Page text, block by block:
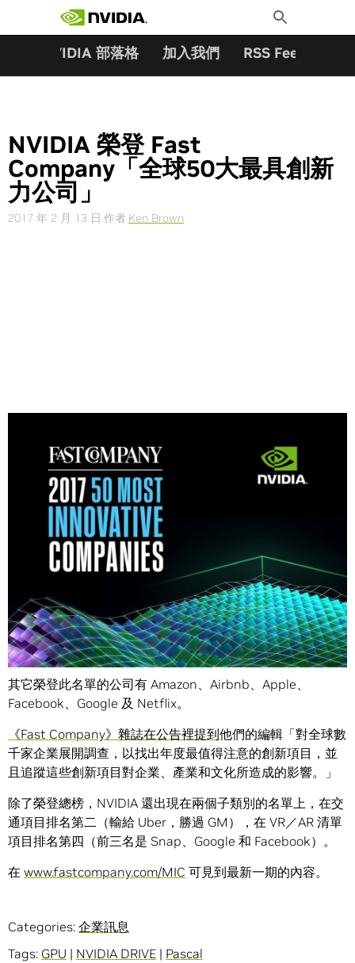
Toggle
Search
NVIDIA 部落格 加入我們 RSS Feeds
NVIDIA 榮登 Fast
Company「全球50大最具創新
力公司」
2017 年 2 月 13 日 作者 Ken Brown
NVIDIA 首度榮登 《Fast Company
》雜誌年度全球50大最具
《Fast Company》雜誌三月號稱NVIDIA DRIVE PX 2系統
及最新一代Pascal GPUs，擁有無人能及的運算和省電表
現。
其它榮登此名單的公司有 Amazon、Airbnb、Apple、
Facebook、Google 及 Netflix。
《Fast Company》雜誌在公告裡提到他們的編輯「對全球數
千家企業展開調查，以找出年度最值得注意的創新項目，並
且追蹤這些創新項目對企業、產業和文化所造成的影響。」
除了榮登總榜，NVIDIA 還出現在兩個子類別的名單上，在交
通項目排名第二（輸給 Uber，勝過 GM），在 VR／AR 清單
項目排名第四（前三名是 Snap、Google 和 Facebook）。
在 www.fastcompany.com/MIC 可見到最新一期的內容。
Categories: 企業訊息
Tags: GPU | NVIDIA DRIVE | Pascal